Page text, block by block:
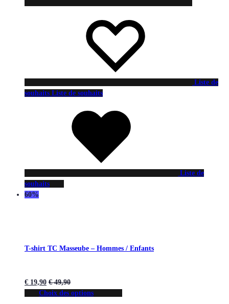
Liste de
souhaits Liste de souhaits
Liste de
souhaits
60%
T-shirt TC Masseube – Hommes / Enfants
€ 19,90 €49,90
Choix des options